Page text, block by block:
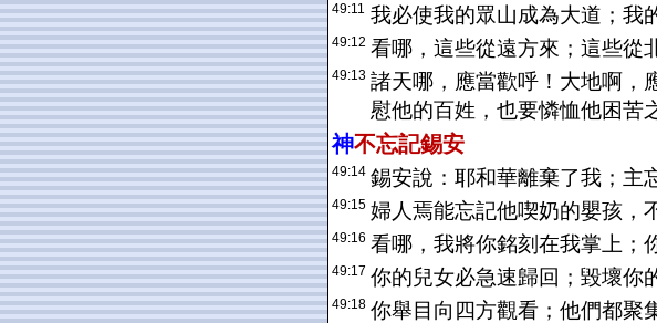
49:11 我必使我的眾山成為大道；我
49:12 看哪，這些從遠方來；這些從
49:13 諸天哪，應當歡呼！大地啊，
慰他的百姓，也要憐恤他困苦
神不忘記錫安
49:14 錫安說：耶和華離棄了我；主
49:15 婦人焉能忘記他喫奶的嬰孩，
49:16 看哪，我將你銘刻在我掌上；
49:17 你的兒女必急速歸回；毀壞你
49:18 你舉目向四方觀看；他們都聚